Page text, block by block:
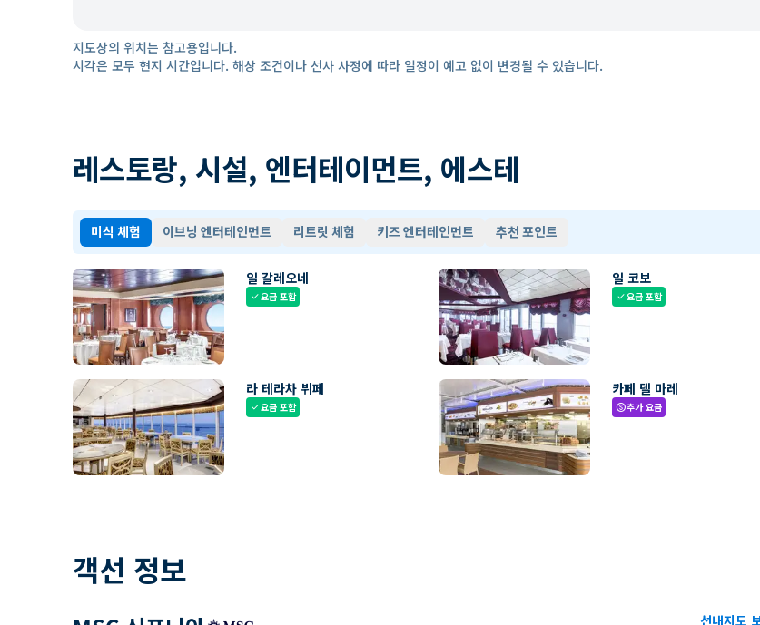
지도상의 위치는 참고용입니다.
시각은 모두 현지 시간입니다. 해상 조건이나 선사 사정에 따라 일정이 예고 없이 변경될 수 있습니다.
레스토랑, 시설, 엔터테이먼트, 에스테
미식 체험 이브닝 엔터테인먼트 리트릿 체험 키즈 엔터테인먼트 추천 포인트
일 갈레오네
check요금 포함
일 코보
check요금 포함
라 테라차 뷔페
check요금 포함
카페 델 마레
paid추가 요금
객선 정보
선내지도